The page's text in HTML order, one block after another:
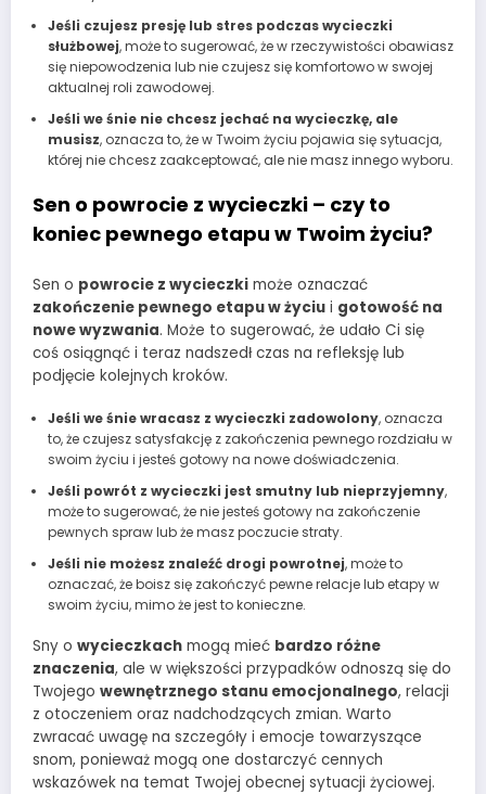
Jeśli czujesz presję lub stres podczas wycieczki
służbowej, może to sugerować, że w rzeczywistości obawiasz
się niepowodzenia lub nie czujesz się komfortowo w swojej
aktualnej roli zawodowej.
Jeśli we śnie nie chcesz jechać na wycieczkę, ale
musisz, oznacza to, że w Twoim życiu pojawia się sytuacja,
której nie chcesz zaakceptować, ale nie masz innego wyboru.
Sen o powrocie z wycieczki – czy to
koniec pewnego etapu w Twoim życiu?
Sen o powrocie z wycieczki może oznaczać
zakończenie pewnego etapu w życiu i gotowość na
nowe wyzwania. Może to sugerować, że udało Ci się
coś osiągnąć i teraz nadszedł czas na refleksję lub
podjęcie kolejnych kroków.
Jeśli we śnie wracasz z wycieczki zadowolony, oznacza
to, że czujesz satysfakcję z zakończenia pewnego rozdziału w
swoim życiu i jesteś gotowy na nowe doświadczenia.
Jeśli powrót z wycieczki jest smutny lub nieprzyjemny,
może to sugerować, że nie jesteś gotowy na zakończenie
pewnych spraw lub że masz poczucie straty.
Jeśli nie możesz znaleźć drogi powrotnej, może to
oznaczać, że boisz się zakończyć pewne relacje lub etapy w
swoim życiu, mimo że jest to konieczne.
Sny o wycieczkach mogą mieć bardzo różne
znaczenia, ale w większości przypadków odnoszą się do
Twojego wewnętrznego stanu emocjonalnego, relacji
z otoczeniem oraz nadchodzących zmian. Warto
zwracać uwagę na szczegóły i emocje towarzyszące
snom, ponieważ mogą one dostarczyć cennych
wskazówek na temat Twojej obecnej sytuacji życiowej.